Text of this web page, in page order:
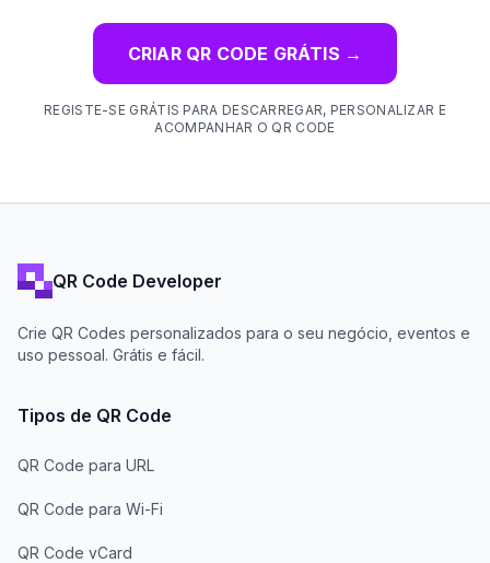
CRIAR QR CODE GRÁTIS →
REGISTE-SE GRÁTIS PARA DESCARREGAR, PERSONALIZAR E
ACOMPANHAR O QR CODE
QR Code Developer
Crie QR Codes personalizados para o seu negócio, eventos e
uso pessoal. Grátis e fácil.
Tipos de QR Code
QR Code para URL
QR Code para Wi-Fi
QR Code vCard